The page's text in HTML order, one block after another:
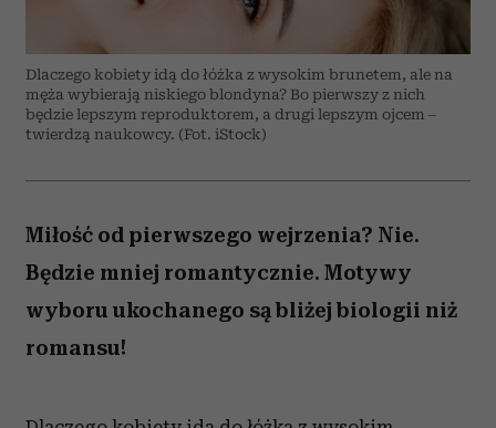
Dlaczego kobiety idą do łóżka z wysokim brunetem, ale na
męża wybierają niskiego blondyna? Bo pierwszy z nich
będzie lepszym reproduktorem, a drugi lepszym ojcem –
twierdzą naukowcy. (Fot. iStock)
Miłość od pierwszego wejrzenia? Nie.
Będzie mniej romantycznie. Motywy
wyboru ukochanego są bliżej biologii niż
romansu!